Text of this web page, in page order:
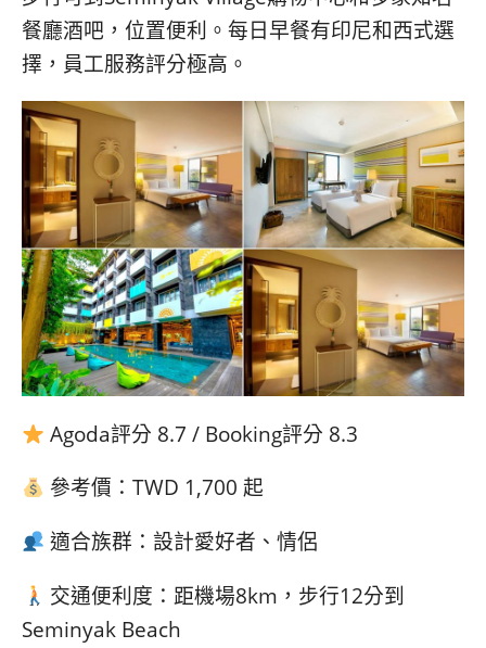
餐廳酒吧，位置便利。每日早餐有印尼和西式選
擇，員工服務評分極高。
Agoda評分 8.7 / Booking評分 8.3
參考價：TWD 1,700 起
適合族群：設計愛好者、情侶
交通便利度：距機場8km，步行12分到
Seminyak Beach